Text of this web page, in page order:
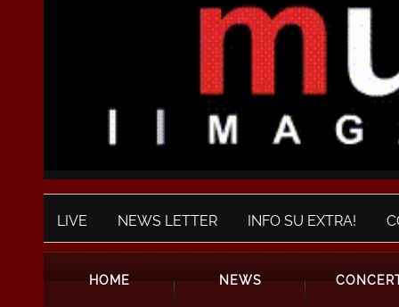
LIVE NEWS LETTER INFO SU EXTRA!
HOME NEWS